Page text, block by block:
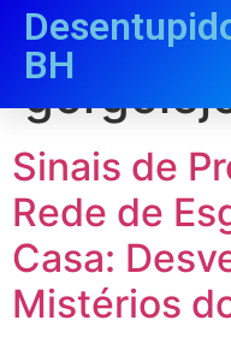
BH
Tag:
Sinais de
Rede de
Casa:
Mistérios